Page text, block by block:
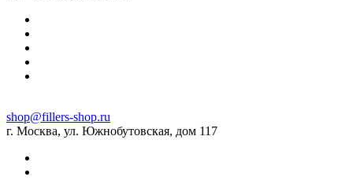
shop@fillers-shop.ru
г. Москва, ул. Южнобутовская, дом 117